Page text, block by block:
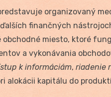
organizovaný
finančných
obchodné miesto, ktoré
a vykonávania
k informáciám, riadenie
alokácii kapitálu do